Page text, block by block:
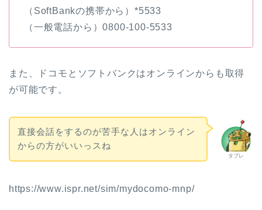
（SoftBankの携帯から）*5533
（一般電話から）0800-100-5533
また、ドコモとソフトバンクはオンラインからも取得
が可能です。
タブレ
直接会話をするのが苦手な人はオンライン
からの方がいいっスね
https://www.ispr.net/sim/mydocomo-mnp/